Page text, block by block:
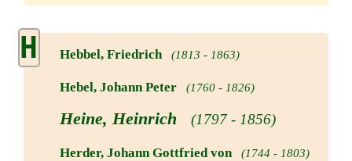
H Hebbel, Friedrich (1813 - 1863)
Hebel, Johann Peter (1760 - 1826)
Heine, Heinrich (1797 - 1856)
Herder, Johann Gottfried von (1744 - 1803)